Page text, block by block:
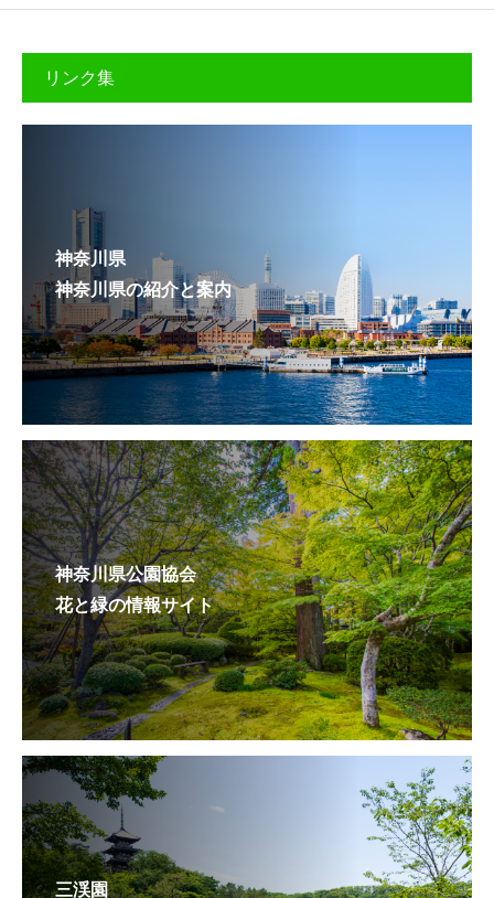
リンク集
神奈川県
神奈川県の紹介と案内
神奈川県公園協会
花と緑の情報サイト
三渓園